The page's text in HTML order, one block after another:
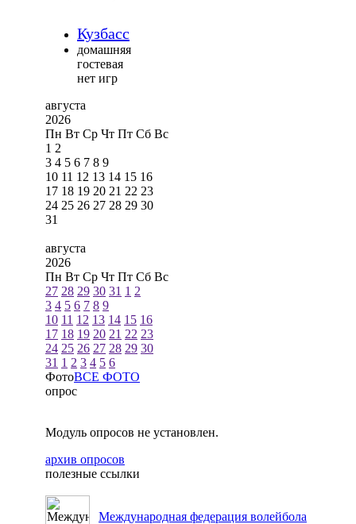
Кузбасс
домашняя
гостевая
нет игр
августа
2026
Пн Вт Ср Чт Пт Сб Вс
1 2
3 4 5 6 7 8 9
10 11 12 13 14 15 16
17 18 19 20 21 22 23
24 25 26 27 28 29 30
31
августа
2026
Пн Вт Ср Чт Пт Сб Вс
27 28 29 30 31 1 2
3 4 5 6 7 8 9
10 11 12 13 14 15 16
17 18 19 20 21 22 23
24 25 26 27 28 29 30
31 1 2 3 4 5 6
ФотоВСЕ ФОТО
опрос
Модуль опросов не установлен.
архив опросов
полезные ссылки
Международная федерация волейбола